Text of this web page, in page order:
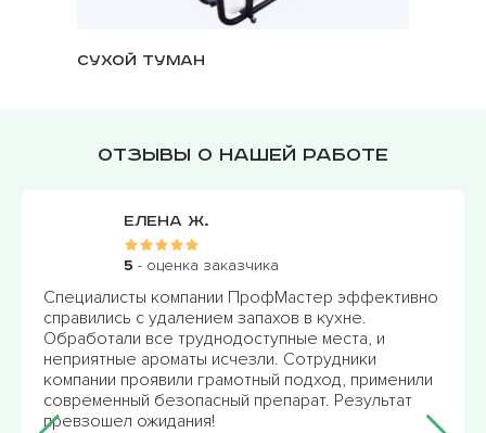
Сухой туман
Отзывы о нашей работе
Елена Ж.
- оценка заказчика
компании ПрофМастер эффективно
с удалением запахов в кухне.
все труднодоступные места, и
ароматы исчезли. Сотрудники
проявили грамотный подход, применили
безопасный препарат. Результат
ожидания!
все